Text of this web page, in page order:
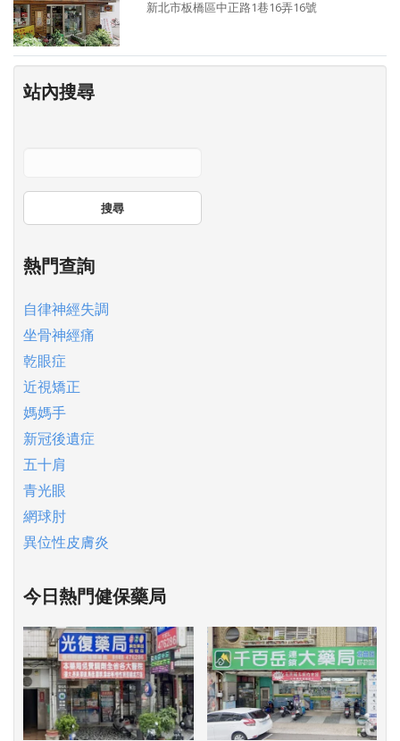
新北市板橋區中正路1巷16弄16號
站內搜尋
搜尋
熱門查詢
自律神經失調
坐骨神經痛
乾眼症
近視矯正
媽媽手
新冠後遺症
五十肩
青光眼
網球肘
異位性皮膚炎
今日熱門健保藥局